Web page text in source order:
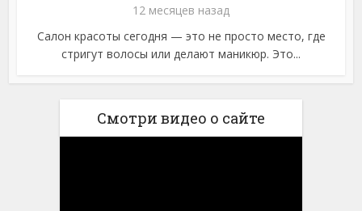
12 месяцев назад
Салон красоты сегодня — это не просто место, где
стригут волосы или делают маникюр. Это...
Смотри видео о сайте